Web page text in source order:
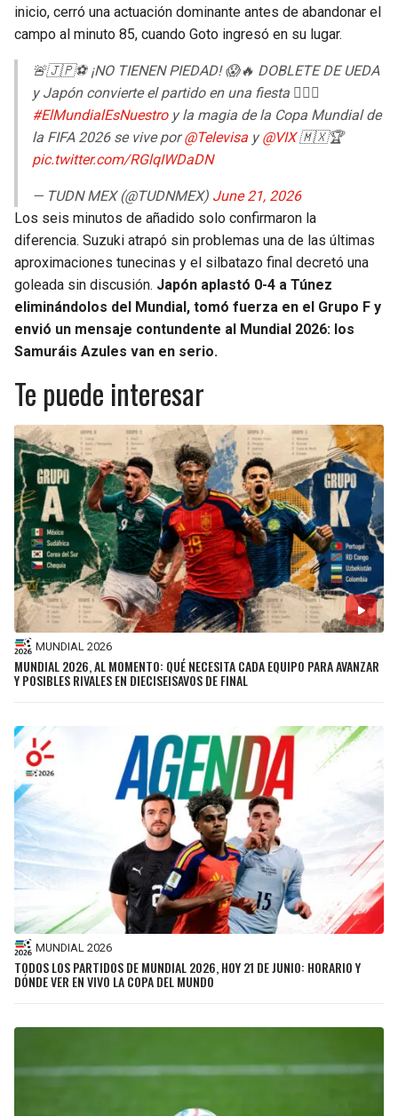
inicio, cerró una actuación dominante antes de abandonar el
campo al minuto 85, cuando Goto ingresó en su lugar.
🚨🇯🇵⚽ ¡NO TIENEN PIEDAD! 😱🔥 DOBLETE DE UEDA
y Japón convierte el partido en una fiesta 😮‍💨💙
#ElMundialEsNuestroy la magia de la Copa Mundial de
la FIFA 2026 se vive por@Televisa y@VIX🇲🇽🏆
pic.twitter.com/RGlqIWDaDN
— TUDN MEX (@TUDNMEX) June 21, 2026
Los seis minutos de añadido solo confirmaron la
diferencia. Suzuki atrapó sin problemas una de las últimas
aproximaciones tunecinas y el silbatazo final decretó una
goleada sin discusión. Japón aplastó 0-4 a Túnez
eliminándolos del Mundial, tomó fuerza en el Grupo F y
envió un mensaje contundente al Mundial 2026: los
Samuráis Azules van en serio.
Te puede interesar
MUNDIAL 2026
MUNDIAL 2026, AL MOMENTO: QUÉ NECESITA CADA EQUIPO PARA AVANZAR
Y POSIBLES RIVALES EN DIECISEISAVOS DE FINAL
MUNDIAL 2026
TODOS LOS PARTIDOS DE MUNDIAL 2026, HOY 21 DE JUNIO: HORARIO Y
DÓNDE VER EN VIVO LA COPA DEL MUNDO